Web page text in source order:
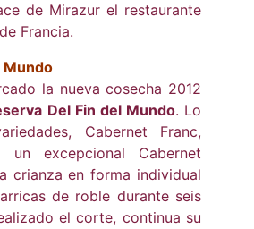
de Mirazur el restaurante
Francia.
Mundo
la nueva cosecha 2012
Del Fin del Mundo. Lo
Cabernet Franc,
excepcional Cabernet
crianza en forma individual
de roble durante seis
el corte, continua su